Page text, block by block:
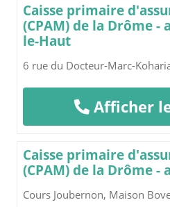
Caisse primaire
(CPAM) de la Drôme -
le-Haut
6 rue du Docteur-Marc-
Afficher
Caisse primaire
(CPAM) de la Drôme -
Cours Joubernon, Maison